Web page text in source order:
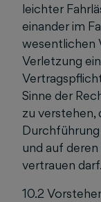
leichter
einander im
wesentlichen
Verletzung
Sinne der
zu verstehen,
und auf
vertrauen darf.
10.2